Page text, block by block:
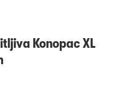
Konopac XL